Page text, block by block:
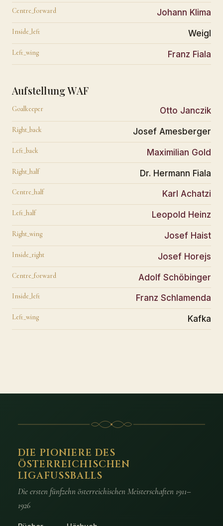
Centre_forward Johann Klima
Inside_left Weigl
Left_wing Franz Fiala
Aufstellung WAF
Goalkeeper Otto Janczik
Right_back Josef Amesberger
Left_back Maximilian Gold
Right_half Dr. Hermann Fiala
Centre_half Karl Achatzi
Left_half Leopold Heinz
Right_wing Josef Haist
Inside_right Josef Horejs
Centre_forward Adolf Schöbinger
Inside_left Franz Schlamenda
Left_wing Kafka
DIE PIONIERE DES
ÖSTERREICHISCHEN
LIGAFUSSBALLS
Die ersten fünfzehn österreichischen Meisterschaften 1911–
1926